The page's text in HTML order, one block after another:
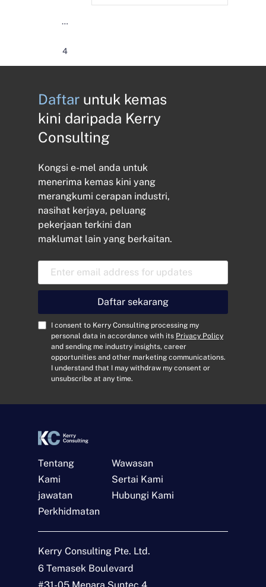
…
4
N
a
Daftar untuk kemas
kini daripada Kerry
Consulting
Kongsi e-mel anda untuk
menerima kemas kini yang
merangkumi cerapan industri,
nasihat kerjaya, peluang
pekerjaan terkini dan
maklumat lain yang berkaitan.
E
a
l
A
*
C
*
I consent to Kerry Consulting processing my
personal data in accordance with its Privacy Policy
and sending me industry insights, career
opportunities and other marketing communications.
I understand that I may withdraw my consent or
unsubscribe at any time.
Daftar sekarang
Tentang
Kami
jawatan
Perkhidmatan
Wawasan
Sertai Kami
Hubungi Kami
Kerry Consulting Pte. Ltd.
6 Temasek Boulevard